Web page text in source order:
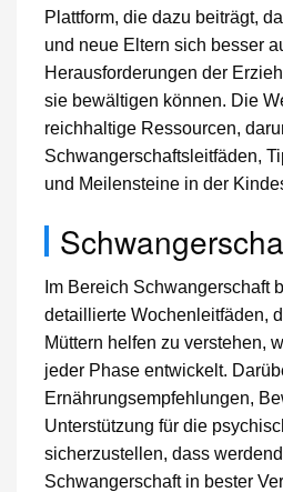
Plattform, die dazu beiträgt,
und neue Eltern sich besser
Herausforderungen der
sie bewältigen können. Die
reichhaltige Ressourcen,
Schwangerschaftsleitfäden,
und Meilensteine in der
Im Bereich Schwangerschaft
detaillierte Wochenleitfäden,
Müttern helfen zu verstehen,
jeder Phase entwickelt.
Ernährungsempfehlungen,
Unterstützung für die
sicherzustellen, dass
Schwangerschaft in bester